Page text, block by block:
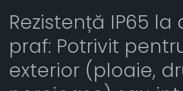
Rezistență IP65 la
praf: Potrivit
exterior (ploaie,